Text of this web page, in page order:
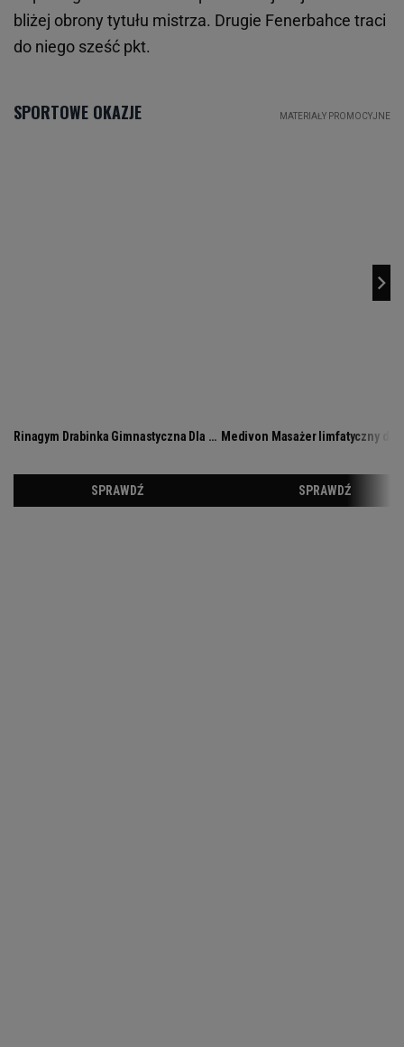
bliżej obrony tytułu mistrza. Drugie Fenerbahce traci
do niego sześć pkt.